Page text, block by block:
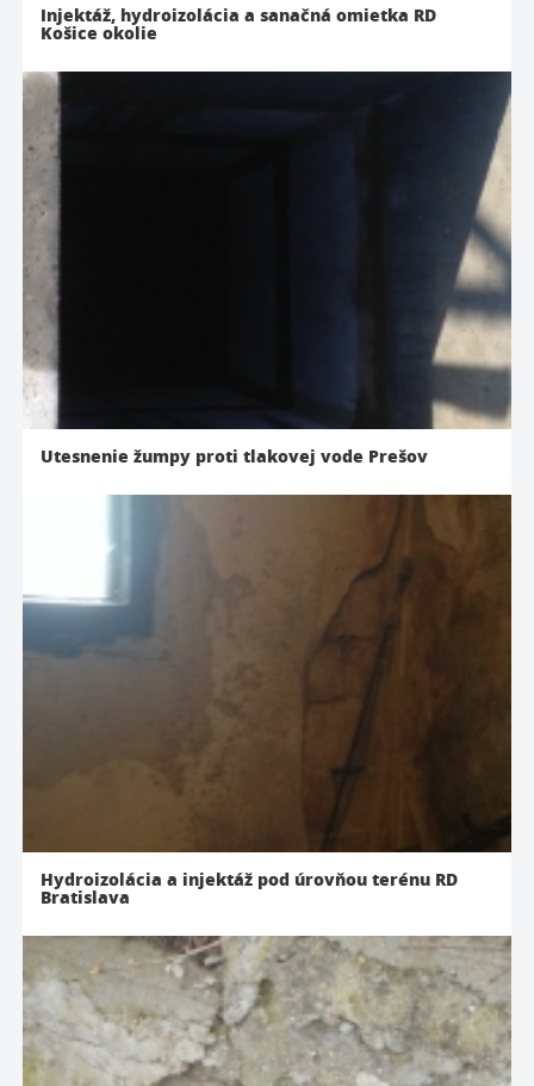
Injektáž, hydroizolácia a sanačná omietka RD
Košice okolie
Utesnenie žumpy proti tlakovej vode Prešov
Hydroizolácia a injektáž pod úrovňou terénu RD
Bratislava